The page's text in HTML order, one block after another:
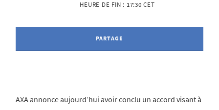
HEURE DE FIN : 17:30 CET
PARTAGE
AXA annonce aujourd’hui avoir conclu un accord visant à